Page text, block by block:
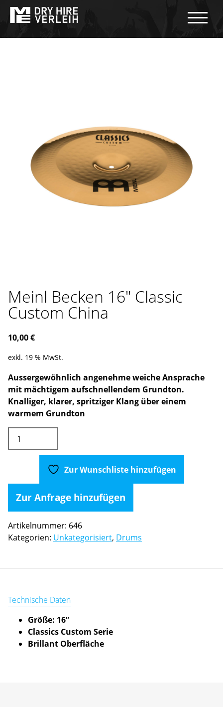
Meinl Becken 16″ Classic
Custom China
10,00€
exkl. 19 % MwSt.
Aussergewöhnlich angenehme weiche Ansprache
mit mächtigem aufschnellendem Grundton.
Knalliger, klarer, spritziger Klang über einem
warmem Grundton
Becken
China
Menge
Zur Wunschliste hinzufügen
Zur Anfrage hinzufügen
Artikelnummer: 646
Kategorien: Unkategorisiert, Drums
Technische Daten
Größe: 16”
Classics Custom Serie
Brillant Oberfläche